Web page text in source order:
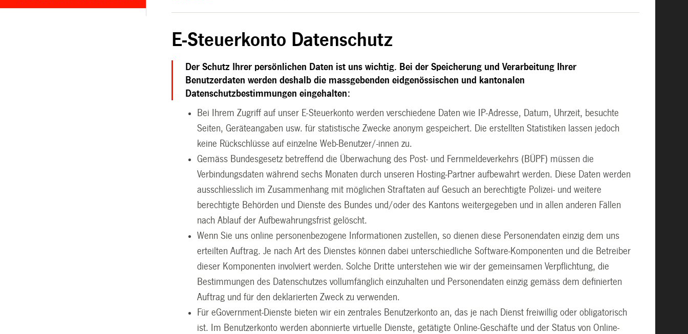
E-Steuerkonto Datenschutz
Der Schutz Ihrer persönlichen Daten ist uns wichtig. Bei der Speicherung und Verarbeitung Ihrer
Benutzerdaten werden deshalb die massgebenden eidgenössischen und kantonalen
Datenschutzbestimmungen eingehalten:
Bei Ihrem Zugriff auf unser E-Steuerkonto werden verschiedene Daten wie IP-Adresse, Datum, Uhrzeit, besuchte
Seiten, Geräteangaben usw. für statistische Zwecke anonym gespeichert. Die erstellten Statistiken lassen jedoch
keine Rückschlüsse auf einzelne Web-Benutzer/-innen zu.
Gemäss Bundesgesetz betreffend die Überwachung des Post- und Fernmeldeverkehrs (BÜPF) müssen die
Verbindungsdaten während sechs Monaten durch unseren Hosting-Partner aufbewahrt werden. Diese Daten werden
ausschliesslich im Zusammenhang mit möglichen Straftaten auf Gesuch an berechtigte Polizei- und weitere
berechtigte Behörden und Dienste des Bundes und/oder des Kantons weitergegeben und in allen anderen Fällen
nach Ablauf der Aufbewahrungsfrist gelöscht.
Wenn Sie uns online personenbezogene Informationen zustellen, so dienen diese Personendaten einzig dem uns
erteilten Auftrag. Je nach Art des Dienstes können dabei unterschiedliche Software-Komponenten und die Betreiber
dieser Komponenten involviert werden. Solche Dritte unterstehen wie wir der gemeinsamen Verpflichtung, die
Bestimmungen des Datenschutzes vollumfänglich einzuhalten und Personendaten einzig gemäss dem definierten
Auftrag und für den deklarierten Zweck zu verwenden.
Für eGovernment-Dienste bieten wir ein zentrales Benutzerkonto an, das je nach Dienst freiwillig oder obligatorisch
ist. Im Benutzerkonto werden abonnierte virtuelle Dienste, getätigte Online-Geschäfte und der Status von Online-